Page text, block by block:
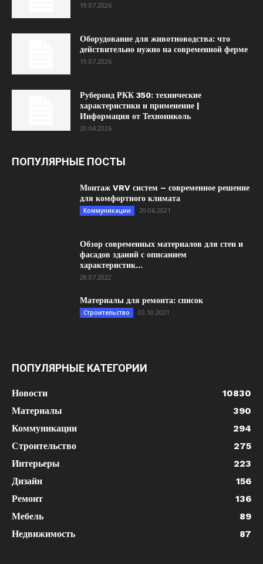
19.07.2026
Оборудование для животноводства: что
действительно нужно на современной ферме
19.07.2026
Рубероид РКК 350: технические
характеристики и применение |
Информация от Технониколь
20.04.2026
ПОПУЛЯРНЫЕ ПОСТЫ
Монтаж VRV систем – современное решение
для комфортного климата
Коммуникации 20.06.2021
Обзор современных материалов для стен и
фасадов зданий с описанием
характеристик...
28.07.2022
Материалы для ремонта: список
Строительство 03.10.2021
ПОПУЛЯРНЫЕ КАТЕГОРИИ
Новости
10830
Материалы
390
Коммуникации
294
Строительство
275
Интерьеры
223
Дизайн
156
Ремонт
136
Мебель
89
Недвижимость
87